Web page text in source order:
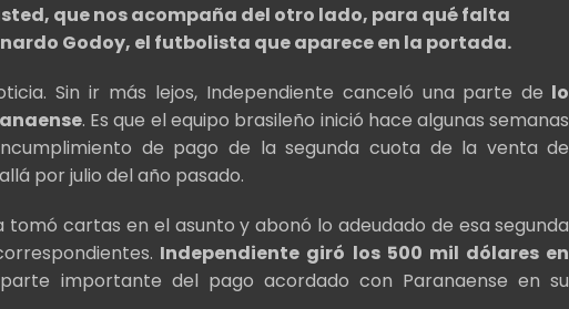
que nos acompaña del otro lado, para qué falta
Godoy, el futbolista que aparece en la portada.
Sin ir más lejos, Independiente canceló una parte de lo
. Es que el equipo brasileño inició hace algunas semanas
de pago de la segunda cuota de la venta de
por julio del año pasado.
tomó cartas en el asunto y abonó lo adeudado de esa segunda
Independiente giró los 500 mil dólares en
importante del pago acordado con Paranaense en su